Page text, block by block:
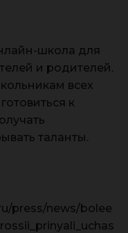
школа для
и родителей.
всех
к
таланты.
press/news/bolee